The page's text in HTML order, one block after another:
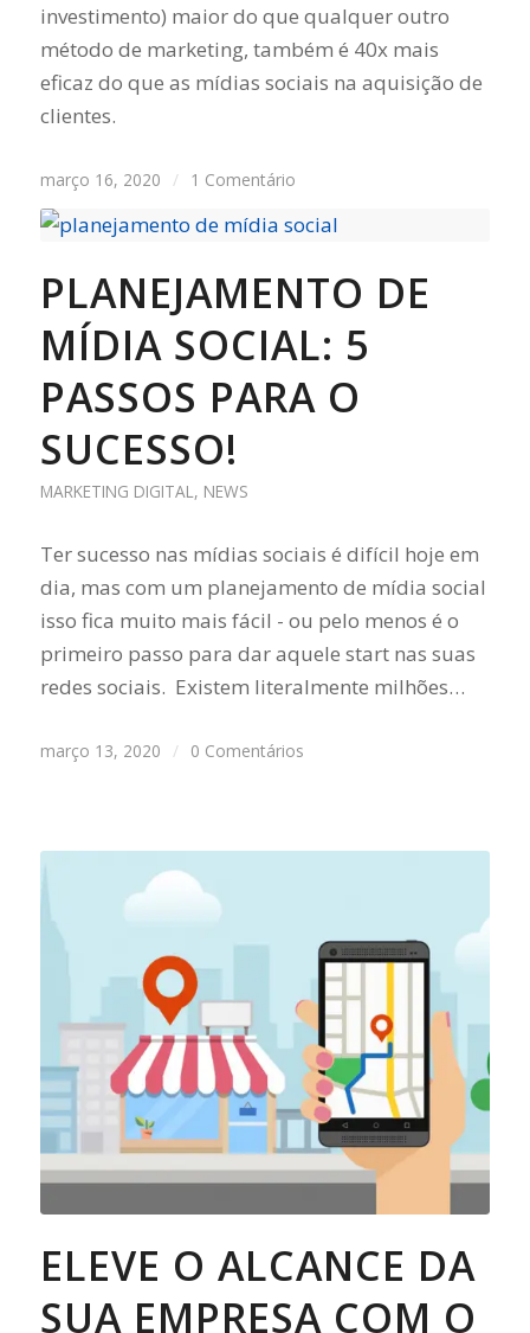
investimento) maior do que qualquer outro
método de marketing, também é 40x mais
eficaz do que as mídias sociais na aquisição de
clientes.
março 16, 2020 / 1 Comentário
PLANEJAMENTO DE
MÍDIA SOCIAL: 5
PASSOS PARA O
SUCESSO!
MARKETING DIGITAL , NEWS
Ter sucesso nas mídias sociais é difícil hoje em
dia, mas com um planejamento de mídia social
isso fica muito mais fácil - ou pelo menos é o
primeiro passo para dar aquele start nas suas
redes sociais. Existem literalmente milhões…
março 13, 2020 / 0 Comentários
ELEVE O ALCANCE DA
SUA EMPRESA COM O